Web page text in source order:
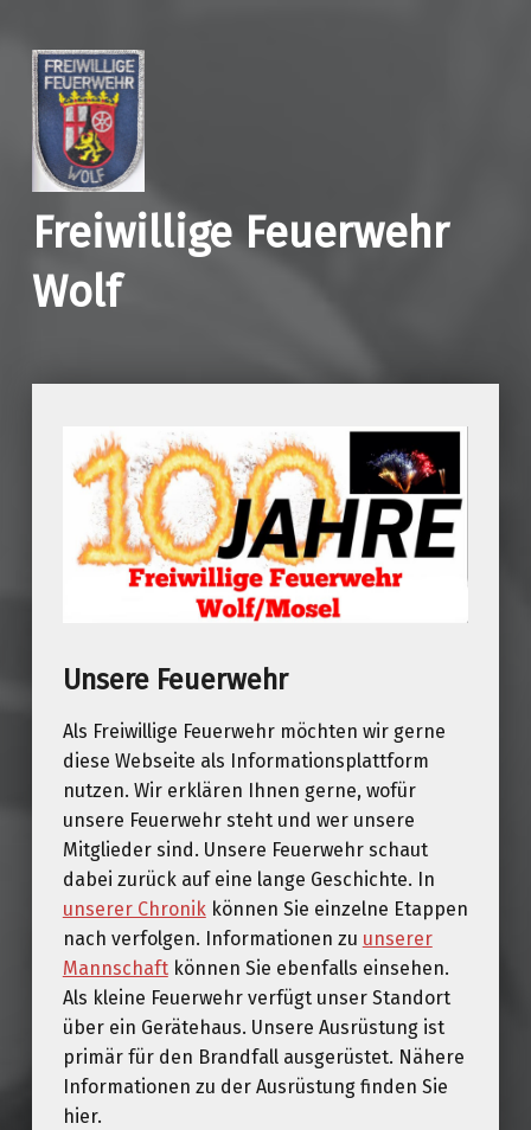
Freiwillige Feuerwehr
Wolf
Unsere Feuerwehr
Als Freiwillige Feuerwehr möchten wir gerne
diese Webseite als Informationsplattform
nutzen. Wir erklären Ihnen gerne, wofür
unsere Feuerwehr steht und wer unsere
Mitglieder sind. Unsere Feuerwehr schaut
dabei zurück auf eine lange Geschichte. In
unserer Chronikkönnen Sie einzelne Etappen
nach verfolgen. Informationen zu unserer
Mannschaftkönnen Sie ebenfalls einsehen.
Als kleine Feuerwehr verfügt unser Standort
über ein Gerätehaus. Unsere Ausrüstung ist
primär für den Brandfall ausgerüstet. Nähere
Informationen zu der Ausrüstung finden Sie
hier.